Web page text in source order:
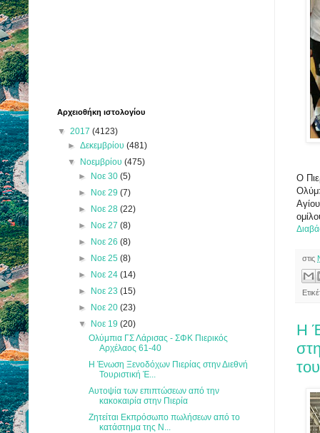
Ο
στις
Η
Αρχειοθήκη ιστολογίου
▼ 2017 (4123)
►Δεκεμβρίου(481)
▼ Νοεμβρίου(475)
► Νοε 30 (5)
► Νοε 29 (7)
► Νοε 28 (22)
► Νοε 27 (8)
► Νοε 26 (8)
► Νοε 25 (8)
► Νοε 24 (14)
► Νοε 23 (15)
► Νοε 20 (23)
▼ Νοε 19 (20)
Ολύμπια ΓΣ Λάρισας - ΣΦΚ Πιερικός
Αρχέλαος 61-40
Η Ένωση Ξενοδόχων Πιερίας στην Διεθνή
Τουριστική Έ...
Αυτοψία των επιπτώσεων από την
κακοκαιρία στην Πιερία
Ζητείται Εκπρόσωπο πωλήσεων από το
κατάστημα της N...